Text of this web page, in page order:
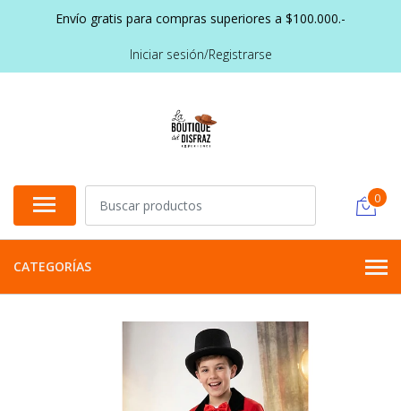
Envío gratis para compras superiores a $100.000.-
Iniciar sesión/Registrarse
0
CATEGORÍAS